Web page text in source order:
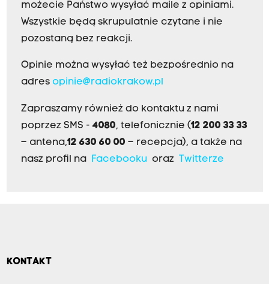
możecie Państwo wysyłać maile z opiniami.
Wszystkie będą skrupulatnie czytane i nie
pozostaną bez reakcji.
Opinie można wysyłać też bezpośrednio na
adres opinie@radiokrakow.pl
Zapraszamy również do kontaktu z nami
poprzez SMS - 4080, telefonicznie (12 200 33 33
– antena,12 630 60 00 – recepcja), a także na
nasz profil na
Facebookuoraz Twitterze
KONTAKT